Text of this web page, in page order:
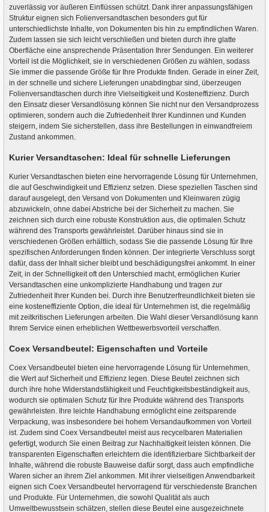
zuverlässig vor äußeren Einflüssen schützt. Dank ihrer anpassungsfähigen
Struktur eignen sich Folienversandtaschen besonders gut für
unterschiedlichste Inhalte, von Dokumenten bis hin zu empfindlichen Waren.
Zudem lassen sie sich leicht verschließen und bieten durch ihre glatte
Oberfläche eine ansprechende Präsentation Ihrer Sendungen. Ein weiterer
Vorteil ist die Möglichkeit, sie in verschiedenen Größen zu wählen, sodass
Sie immer die passende Größe für Ihre Produkte finden. Gerade in einer Zeit,
in der schnelle und sichere Lieferungen unabdingbar sind, überzeugen
Folienversandtaschen durch ihre Vielseitigkeit und Kosteneffizienz. Durch
den Einsatz dieser Versandlösung können Sie nicht nur den Versandprozess
optimieren, sondern auch die Zufriedenheit Ihrer Kundinnen und Kunden
steigern, indem Sie sicherstellen, dass ihre Bestellungen in einwandfreiem
Zustand ankommen.
Kurier Versandtaschen: Ideal für schnelle Lieferungen
Kurier Versandtaschen bieten eine hervorragende Lösung für Unternehmen,
die auf Geschwindigkeit und Effizienz setzen. Diese speziellen Taschen sind
darauf ausgelegt, den Versand von Dokumenten und Kleinwaren zügig
abzuwickeln, ohne dabei Abstriche bei der Sicherheit zu machen. Sie
zeichnen sich durch eine robuste Konstruktion aus, die optimalen Schutz
während des Transports gewährleistet. Darüber hinaus sind sie in
verschiedenen Größen erhältlich, sodass Sie die passende Lösung für Ihre
spezifischen Anforderungen finden können. Der integrierte Verschluss sorgt
dafür, dass der Inhalt sicher bleibt und beschädigungsfrei ankommt. In einer
Zeit, in der Schnelligkeit oft den Unterschied macht, ermöglichen Kurier
Versandtaschen eine unkomplizierte Handhabung und tragen zur
Zufriedenheit Ihrer Kunden bei. Durch ihre Benutzerfreundlichkeit bieten sie
eine kosteneffiziente Option, die ideal für Unternehmen ist, die regelmäßig
mit zeitkritischen Lieferungen arbeiten. Die Wahl dieser Versandlösung kann
Ihrem Service einen erheblichen Wettbewerbsvorteil verschaffen.
Coex Versandbeutel: Eigenschaften und Vorteile
Coex Versandbeutel bieten eine hervorragende Lösung für Unternehmen,
die Wert auf Sicherheit und Effizienz legen. Diese Beutel zeichnen sich
durch ihre hohe Widerstandsfähigkeit und Feuchtigkeitsbeständigkeit aus,
wodurch sie optimalen Schutz für Ihre Produkte während des Transports
gewährleisten. Ihre leichte Handhabung ermöglicht eine zeitsparende
Verpackung, was insbesondere bei hohem Versandaufkommen von Vorteil
ist. Zudem sind Coex Versandbeutel meist aus recycelbaren Materialien
gefertigt, wodurch Sie einen Beitrag zur Nachhaltigkeit leisten können. Die
transparenten Eigenschaften erleichtern die identifizierbare Sichtbarkeit der
Inhalte, während die robuste Bauweise dafür sorgt, dass auch empfindliche
Waren sicher an ihrem Ziel ankommen. Mit ihrer vielseitigen Anwendbarkeit
eignen sich Coex Versandbeutel hervorragend für verschiedenste Branchen
und Produkte. Für Unternehmen, die sowohl Qualität als auch
Umweltbewusstsein schätzen, stellen diese Beutel eine ausgezeichnete